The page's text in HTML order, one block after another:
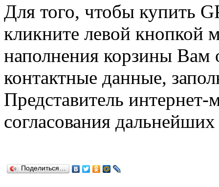
Для того, чтобы купить
кликните левой
наполнения корзины Вам
контактные данные,
Представитель
согласования
Поделиться…